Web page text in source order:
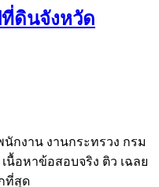
ดินจังหวัด
กงาน งานกระทรวง กรม
นื้อหาข้อสอบจริง ติว เฉลย
ที่สุด